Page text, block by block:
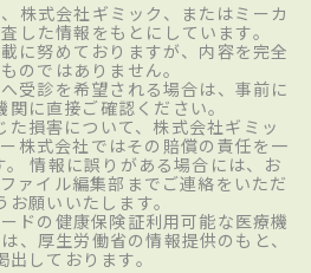
株式会社ギミック、またはミーカ
した情報をもとにしています。
に努めておりますが、内容を完全
のではありません。
受診を希望される場合は、事前に
に直接ご確認ください。
た損害について、株式会社ギミッ
株式会社ではその賠償の責任を一
情報に誤りがある場合には、お
ァイル編集部までご連絡をいただ
お願いいたします。
ドの健康保険証利用可能な医療機
、厚生労働省の情報提供のもと、
出しております。